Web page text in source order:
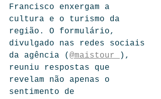
Francisco enxergam a
cultura e o turismo da
região. O formulário,
divulgado nas redes sociais
da agência ( @maistour_
),
reuniu respostas que
revelam não apenas o
sentimento de